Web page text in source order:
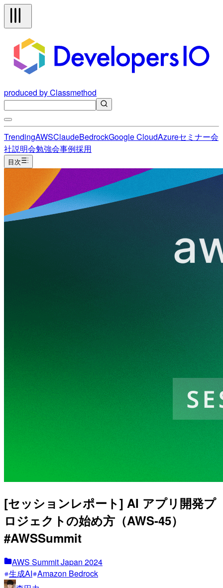
produced by Classmethod
TrendingAWSClaudeBedrockGoogle CloudAzureセミナー会
社説明会勉強会事例採用
目次
[セッションレポート] AI アプリ開発プ
ロジェクトの始め方（AWS-45）
#AWSSummit
AWS Summit Japan 2024
生成AI Amazon Bedrock